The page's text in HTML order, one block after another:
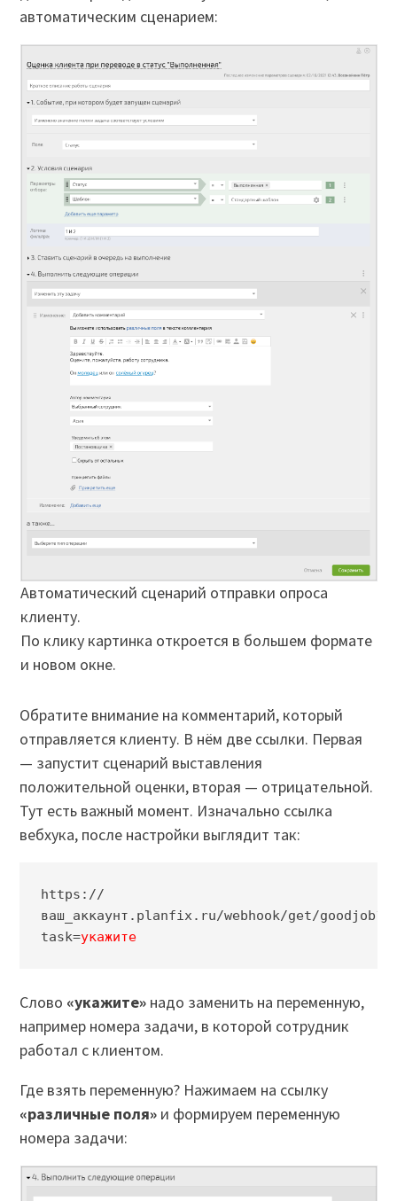
автоматическим сценарием:
Автоматический сценарий отправки опроса
клиенту.
По клику картинка откроется в большем формате
и новом окне.
Обратите внимание на комментарий, который
отправляется клиенту. В нём две ссылки. Первая
— запустит сценарий выставления
положительной оценки, вторая — отрицательной.
Тут есть важный момент. Изначально ссылка
вебхука, после настройки выглядит так:
https://
ваш_аккаунт.planfix.ru/webhook/get/goodjob?
task=укажите
Слово «укажите» надо заменить на переменную,
например номера задачи, в которой сотрудник
работал с клиентом.
Где взять переменную? Нажимаем на ссылку
«различные поля» и формируем переменную
номера задачи: